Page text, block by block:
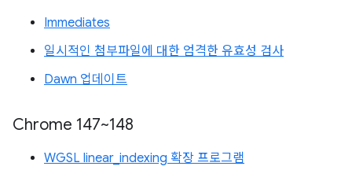
Immediates
일시적인 첨부파일에 대한 엄격한 유효성 검사
Dawn 업데이트
Chrome 147~148
WGSL linear_indexing 확장 프로그램